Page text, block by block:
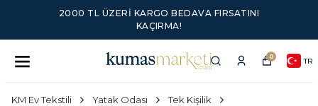
2000 TL ÜZERI KARGO BEDAVA FIRSATINI
KAÇIRMA!
0 TR
KM Ev Tekstili Yatak Odası
Tek Kişilik